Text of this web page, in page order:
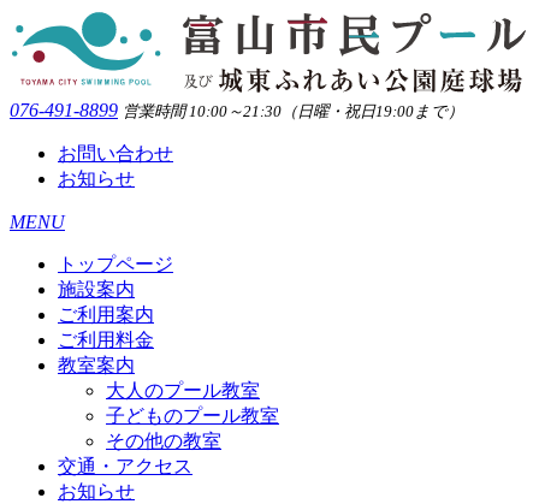
076-491-8899 営業時間 10:00～21:30（日曜・祝日19:00まで）
お問い合わせ
お知らせ
MENU
トップページ
施設案内
ご利用案内
ご利用料金
教室案内
大人のプール教室
子どものプール教室
その他の教室
交通・アクセス
お知らせ